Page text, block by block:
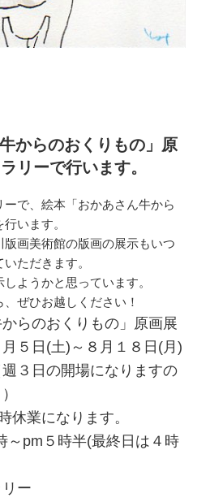
からのおくりもの」原
リーで行います。
で、絵本「おかあさん牛から
います。
画美術館の版画の展示もいつ
ただきます。
ようかと思っています。
ぜひお越しください！
らのおくりもの」原画展
５日(土)～８月１８日(月)
３日の開場になりますの
休業になります。
～pm５時半(最終日は４時
ー